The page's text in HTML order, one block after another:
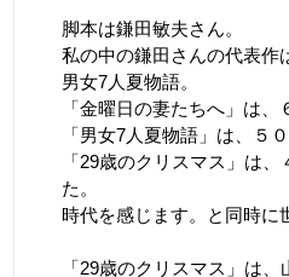
脚本は鎌田敏夫さん。
私の中の鎌田さんの代表作
男女7人夏物語。
「金曜日の妻たちへ」は、
「男女7人夏物語」は、５
「29歳のクリスマス」は
た。
時代を感じます。と同時に
「29歳のクリスマス」は